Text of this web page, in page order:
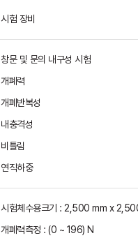
시험 장비
창문 및 문의 내구성 시험
개폐력
개폐반복성
내충격성
비틀림
연직하중
시험체수용크기 : 2,500 mm x
개폐력측정 : (0 ~ 196) N